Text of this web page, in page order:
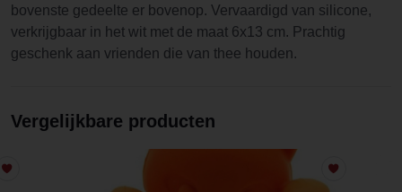
bovenste gedeelte er bovenop. Vervaardigd van silicone,
verkrijgbaar in het wit met de maat 6x13 cm. Prachtig
geschenk aan vrienden die van thee houden.
Vergelijkbare producten